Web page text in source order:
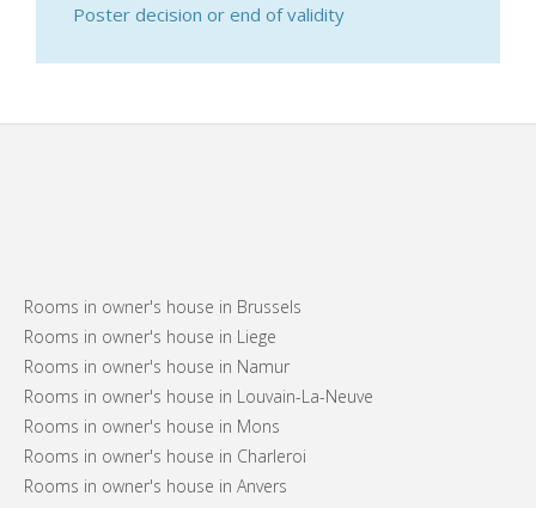
Poster decision or end of validity
Rooms in owner's house in Brussels
Rooms in owner's house in Liege
Rooms in owner's house in Namur
Rooms in owner's house in Louvain-La-Neuve
Rooms in owner's house in Mons
Rooms in owner's house in Charleroi
Rooms in owner's house in Anvers